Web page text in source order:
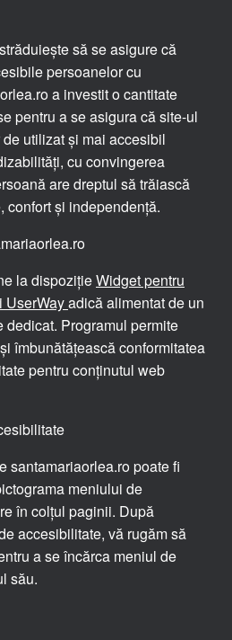
să se asigure că
persoanelor cu
a investit o cantitate
pentru a se asigura că site-ul
utilizat și mai accesibil
cu convingerea
are dreptul să trăiască
confort și independență.
la dispozițieWidget pentru
UserWayadică alimentat de un
Programul permite
îmbunătățească conformitatea
pentru conținutul web
santamariaorlea.ro poate fi
meniului de
în colțul paginii. După
accesibilitate, vă rugăm să
a se încărca meniul de
său.